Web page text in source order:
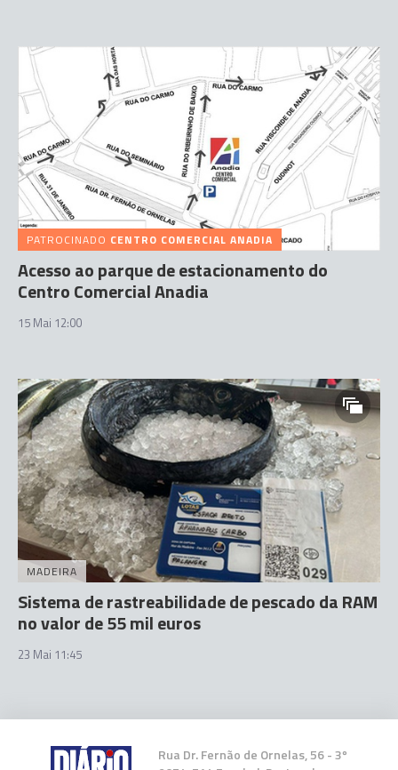
PATROCINADO CENTRO COMERCIAL ANADIA
Acesso ao parque de estacionamento do
Centro Comercial Anadia
15 Mai 12:00
MADEIRA
Sistema de rastreabilidade de pescado da RAM
no valor de 55 mil euros
23 Mai 11:45
Rua Dr. Fernão de Ornelas, 56 - 3º